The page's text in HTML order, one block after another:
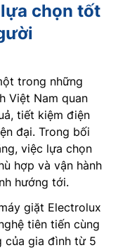
lựa chọn tốt
trong những
Việt Nam quan
tiết kiệm điện
đại. Trong bối
việc lựa chọn
hợp và vận hành
hướng tới.
giặt Electrolux
tiên tiến cùng
của gia đình từ 5